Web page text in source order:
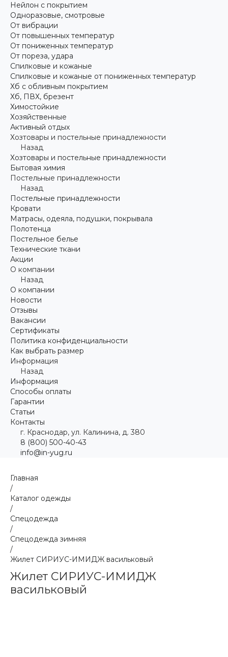
Нейлон с покрытием
Одноразовые, смотровые
От вибрации
От повышенных температур
От пониженных температур
От пореза, удара
Спилковые и кожаные
Спилковые и кожаные от пониженных температур
Хб с обливным покрытием
Хб, ПВХ, брезент
Химостойкие
Хозяйственные
Активный отдых
Хозтовары и постельные принадлежности
Назад
Хозтовары и постельные принадлежности
Бытовая химия
Постельные принадлежности
Назад
Постельные принадлежности
Кровати
Матрасы, одеяла, подушки, покрывала
Полотенца
Постельное белье
Технические ткани
Акции
О компании
Назад
О компании
Новости
Отзывы
Вакансии
Сертификаты
Политика конфиденциальности
Как выбрать размер
Информация
Назад
Информация
Способы оплаты
Гарантии
Статьи
Контакты
г. Краснодар, ул. Калинина, д. 380
8 (800) 500-40-43
info@in-yug.ru
Главная
/
Каталог одежды
/
Спецодежда
/
Спецодежда зимняя
/
Жилет СИРИУС-ИМИДЖ васильковый
Жилет СИРИУС-ИМИДЖ
васильковый